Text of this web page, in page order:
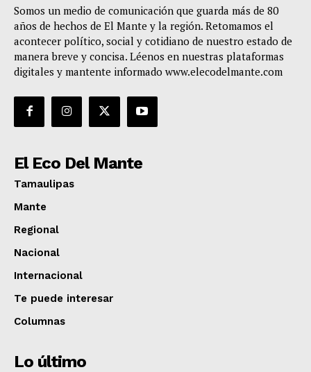
Somos un medio de comunicación que guarda más de 80
años de hechos de El Mante y la región. Retomamos el
acontecer político, social y cotidiano de nuestro estado de
manera breve y concisa. Léenos en nuestras plataformas
digitales y mantente informado www.elecodelmante.com
El Eco Del Mante
Tamaulipas
Mante
Regional
Nacional
Internacional
Te puede interesar
Columnas
Lo último